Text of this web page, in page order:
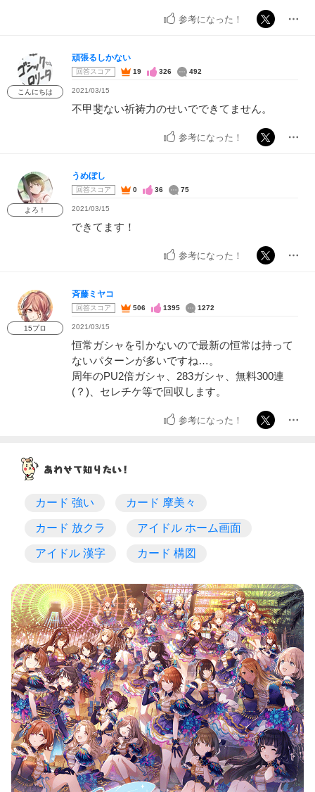
参考になった！
こんにちは
頑張るしかない
回答スコア 19 326 492
2021/03/15
不甲斐ない祈祷力のせいでできてません。
参考になった！
よろ！
うめぼし
回答スコア 0 36 75
2021/03/15
できてます！
参考になった！
15プロ
斉藤ミヤコ
回答スコア 506 1395 1272
2021/03/15
恒常ガシャを引かないので最新の恒常は持って
ないパターンが多いですね…。
周年のPU2倍ガシャ、283ガシャ、無料300連
(？)、セレチケ等で回収します。
参考になった！
カード 強い カード 摩美々
カード 放クラ アイドル ホーム画面
アイドル 漢字 カード 構図